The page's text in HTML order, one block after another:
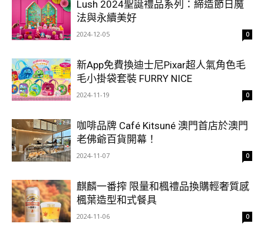
Lush 2024聖誕禮品系列：締造節日魔
法與永續美好
2024-12-05 0
新App免費換迪士尼Pixar超人氣角色毛
毛小掛袋套裝 FURRY NICE
2024-11-19 0
咖啡品牌 Café Kitsuné 澳門首店於澳門
老佛爺百貨開幕！
2024-11-07 0
麒麟一番搾 限量和楓禮品換購輕奢質感
楓葉造型和式餐具
2024-11-06 0